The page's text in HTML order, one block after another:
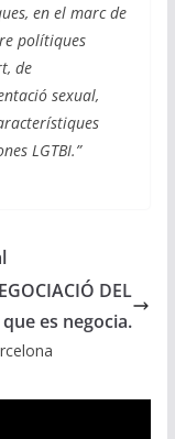
en el marc de
polítiques
de
sexual,
LGTBI.”
DEL
es negocia.